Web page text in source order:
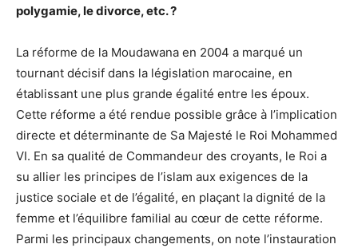
polygamie, le divorce, etc. ?
La réforme de la Moudawana en 2004 a marqué un
tournant décisif dans la législation marocaine, en
établissant une plus grande égalité entre les époux.
Cette réforme a été rendue possible grâce à l’implication
directe et déterminante de Sa Majesté le Roi Mohammed
VI. En sa qualité de Commandeur des croyants, le Roi a
su allier les principes de l’islam aux exigences de la
justice sociale et de l’égalité, en plaçant la dignité de la
femme et l’équilibre familial au cœur de cette réforme.
Parmi les principaux changements, on note l’instauration